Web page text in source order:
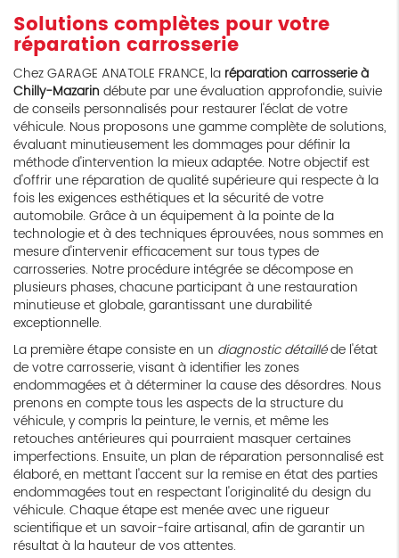
Solutions complètes pour votre
réparation carrosserie
Chez GARAGE ANATOLE FRANCE, la réparation carrosserie à
Chilly-Mazarindébute par une évaluation approfondie, suivie
de conseils personnalisés pour restaurer l'éclat de votre
véhicule. Nous proposons une gamme complète de solutions,
évaluant minutieusement les dommages pour définir la
méthode d'intervention la mieux adaptée. Notre objectif est
d'offrir une réparation de qualité supérieure qui respecte à la
fois les exigences esthétiques et la sécurité de votre
automobile. Grâce à un équipement à la pointe de la
technologie et à des techniques éprouvées, nous sommes en
mesure d'intervenir efficacement sur tous types de
carrosseries. Notre procédure intégrée se décompose en
plusieurs phases, chacune participant à une restauration
minutieuse et globale, garantissant une durabilité
exceptionnelle.
La première étape consiste en un diagnostic détailléde l'état
de votre carrosserie, visant à identifier les zones
endommagées et à déterminer la cause des désordres. Nous
prenons en compte tous les aspects de la structure du
véhicule, y compris la peinture, le vernis, et même les
retouches antérieures qui pourraient masquer certaines
imperfections. Ensuite, un plan de réparation personnalisé est
élaboré, en mettant l'accent sur la remise en état des parties
endommagées tout en respectant l'originalité du design du
véhicule. Chaque étape est menée avec une rigueur
scientifique et un savoir-faire artisanal, afin de garantir un
résultat à la hauteur de vos attentes.